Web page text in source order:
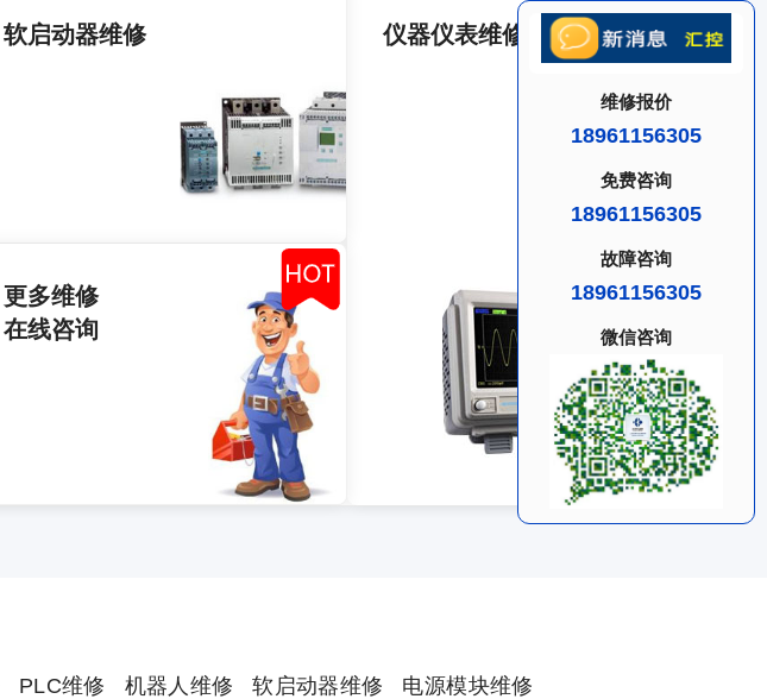
仪器仪表维修
软启动器维修
更多维修
在线咨询
PLC维修 机器人维修 软启动器维修 电源模块维修
维修报价
18961156305
免费咨询
18961156305
故障咨询
18961156305
微信咨询